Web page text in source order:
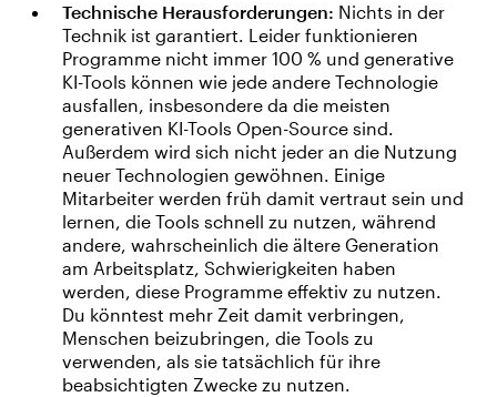
Technische Herausforderungen: Nichts in der
Technik ist garantiert. Leider funktionieren
Programme nicht immer 100 % und generative
KI-Tools können wie jede andere Technologie
ausfallen, insbesondere da die meisten
generativen KI-Tools Open-Source sind.
Außerdem wird sich nicht jeder an die Nutzung
neuer Technologien gewöhnen. Einige
Mitarbeiter werden früh damit vertraut sein und
lernen, die Tools schnell zu nutzen, während
andere, wahrscheinlich die ältere Generation
am Arbeitsplatz, Schwierigkeiten haben
werden, diese Programme effektiv zu nutzen.
Du könntest mehr Zeit damit verbringen,
Menschen beizubringen, die Tools zu
verwenden, als sie tatsächlich für ihre
beabsichtigten Zwecke zu nutzen.